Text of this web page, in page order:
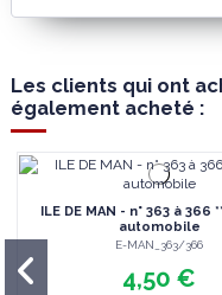
Les clients qui ont
également acheté :
ILE DE MAN - n° 363 à 366
automobile
E-MAN_363/366
4,50 €